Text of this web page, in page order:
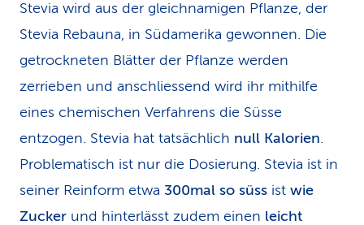
Stevia wird aus der gleichnamigen Pflanze, der
Stevia Rebauna, in Südamerika gewonnen. Die
getrockneten Blätter der Pflanze werden
zerrieben und anschliessend wird ihr mithilfe
eines chemischen Verfahrens die Süsse
entzogen. Stevia hat tatsächlich null Kalorien.
Problematisch ist nur die Dosierung. Stevia ist in
seiner Reinform etwa 300mal so süss ist wie
Zucker und hinterlässt zudem einen leicht